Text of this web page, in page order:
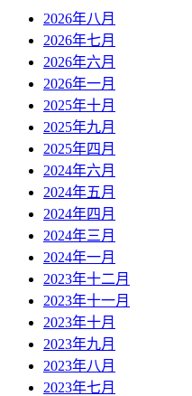
2026年八月
2026年七月
2026年六月
2026年一月
2025年十月
2025年九月
2025年四月
2024年六月
2024年五月
2024年四月
2024年三月
2024年一月
2023年十二月
2023年十一月
2023年十月
2023年九月
2023年八月
2023年七月